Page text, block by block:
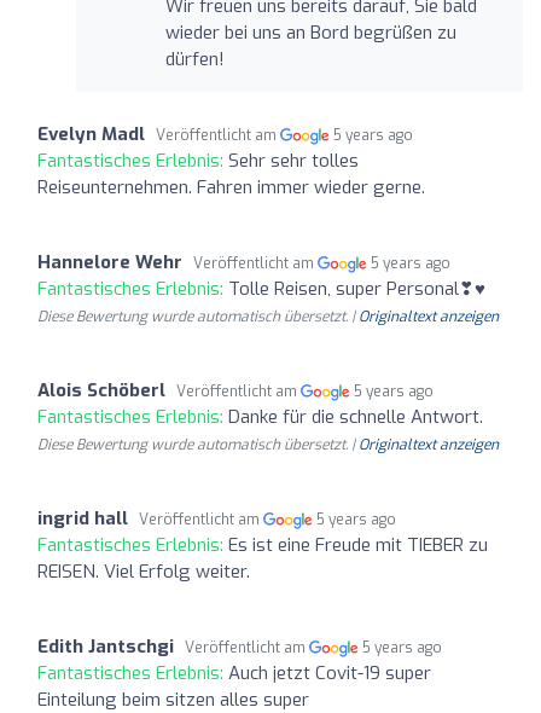
Wir freuen uns bereits darauf, Sie bald
wieder bei uns an Bord begrüßen zu
dürfen!
Evelyn Madl Veröffentlicht am 5 years ago
Fantastisches Erlebnis: Sehr sehr tolles
Reiseunternehmen. Fahren immer wieder gerne.
Hannelore Wehr Veröffentlicht am 5 years ago
Fantastisches Erlebnis: Tolle Reisen, super Personal❣♥️
Diese Bewertung wurde automatisch übersetzt. |Originaltext anzeigen
Alois Schöberl Veröffentlicht am 5 years ago
Fantastisches Erlebnis: Danke für die schnelle Antwort.
Diese Bewertung wurde automatisch übersetzt. |Originaltext anzeigen
ingrid hall Veröffentlicht am 5 years ago
Fantastisches Erlebnis: Es ist eine Freude mit TIEBER zu
REISEN. Viel Erfolg weiter.
Edith Jantschgi Veröffentlicht am 5 years ago
Fantastisches Erlebnis: Auch jetzt Covit-19 super
Einteilung beim sitzen alles super